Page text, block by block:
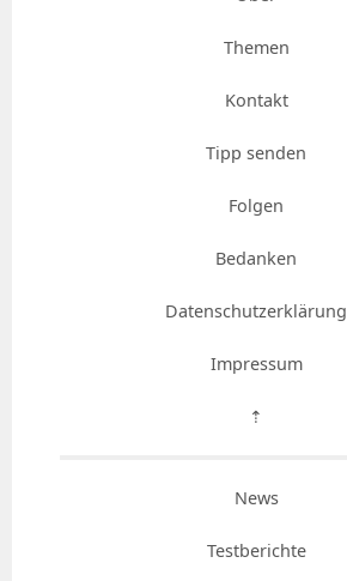
Themen
Kontakt
Tipp senden
Folgen
Bedanken
Datenschutzerklärung
Impressum
⇡
News
Testberichte